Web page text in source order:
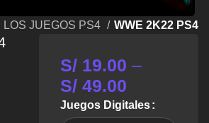
LOS JUEGOS PS4 WWE 2K22 PS4
S/19.00 –
S/49.00
Juegos Digitales